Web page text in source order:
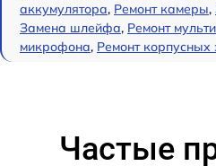
аккумулятора, Ремонт камеры,
Замена шлейфа, Ремонт
микрофона, Ремонт корпусных
Частые